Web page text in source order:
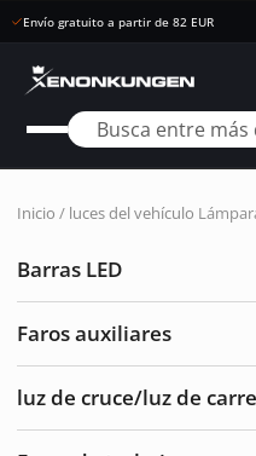
Compra abierta 30 días
Inicio / luces del vehículo
Barras LED
Faros auxiliares
luz de cruce/luz de